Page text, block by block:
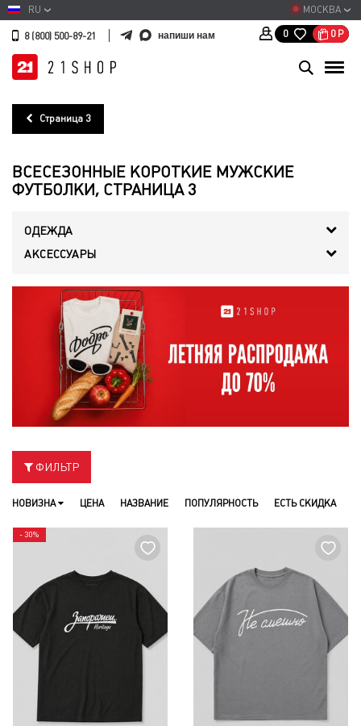
МОСКВА
RU
8 (800) 500-89-21 напиши нам 0 0 Р
Страница 3
ВСЕСЕЗОННЫЕ КОРОТКИЕ МУЖСКИЕ
ФУТБОЛКИ, СТРАНИЦА 3
ОДЕЖДА
АКСЕССУАРЫ
ФИЛЬТР
НОВИЗНА ЦЕНА НАЗВАНИЕ ПОПУЛЯРНОСТЬ ЕСТЬ СКИДКА
- 30%